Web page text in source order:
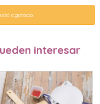
agotado.
interesar